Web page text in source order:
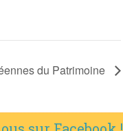
du Patrimoine